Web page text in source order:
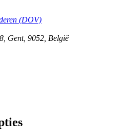
(DOV)
, Gent, 9052, België